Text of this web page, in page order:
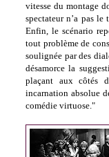
vitesse du montage
spectateur n’a pas le
Enfin, le scénario
tout problème de
soulignée par des
désamorce la
plaçant aux côtés
incarnation absolue
comédie virtuose."